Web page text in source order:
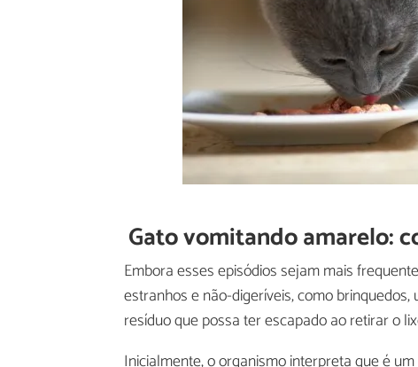
Gato vomitando amarelo:
Embora esses episódios sejam mais
estranhos e não-digeríveis, como
resíduo que possa ter escapado ao retirar o
Inicialmente, o organismo interpreta que é